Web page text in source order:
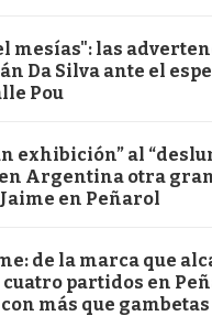
mesías": las
Da Silva ante el
Pou
exhibición” al
Argentina otra
en Peñarol
de la marca que
cuatro partidos en
más que gambetas